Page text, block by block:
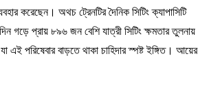
করেছেন। অথচ ট্রেনটির দৈনিক সিটিং ক্যাপাসিটি
গড়ে প্রায় ৮৯৬ জন বেশি যাত্রী সিটিং ক্ষমতার তুলনায়
পরিষেবার বাড়তে থাকা চাহিদার স্পষ্ট ইঙ্গিত। আয়ের